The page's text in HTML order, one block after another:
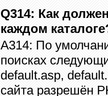
Q314: Как
каждом
A314: По
поисках
default.asp,
сайта разрешён